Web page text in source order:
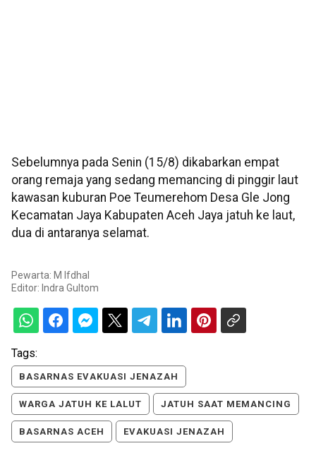
Sebelumnya pada Senin (15/8) dikabarkan empat
orang remaja yang sedang memancing di pinggir laut
kawasan kuburan Poe Teumerehom Desa Gle Jong
Kecamatan Jaya Kabupaten Aceh Jaya jatuh ke laut,
dua di antaranya selamat.
Pewarta: M Ifdhal
Editor: Indra Gultom
Tags:
BASARNAS EVAKUASI JENAZAH
WARGA JATUH KE LALUT JATUH SAAT MEMANCING
BASARNAS ACEH EVAKUASI JENAZAH